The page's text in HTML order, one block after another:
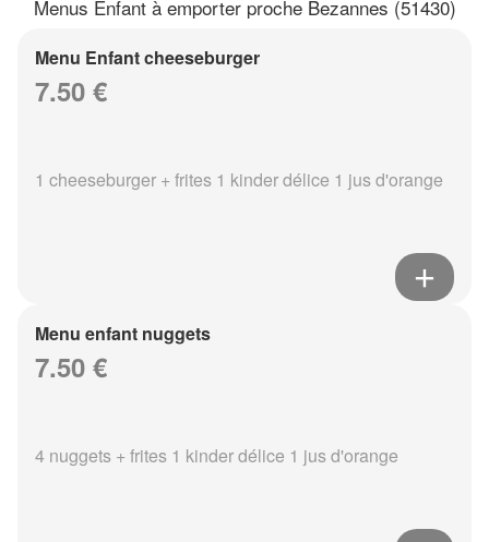
Menus Enfant à emporter proche Bezannes (51430)
Menu Enfant cheeseburger
7.50 €
1 cheeseburger + frites 1 kinder délice 1 jus d'orange
Menu enfant nuggets
7.50 €
4 nuggets + frites 1 kinder délice 1 jus d'orange